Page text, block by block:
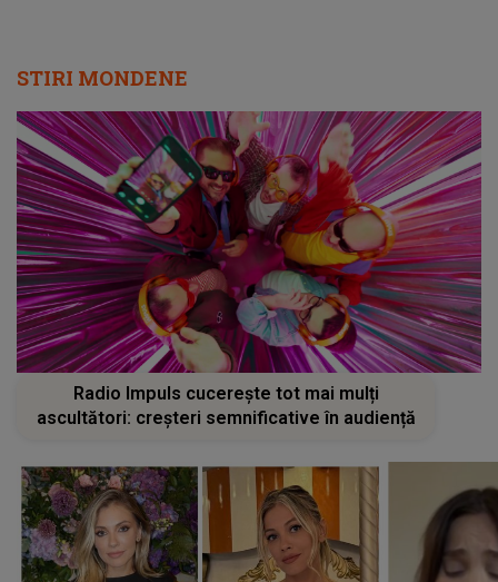
STIRI MONDENE
Radio Impuls cucerește tot mai mulți
ascultători: creșteri semnificative în audiență